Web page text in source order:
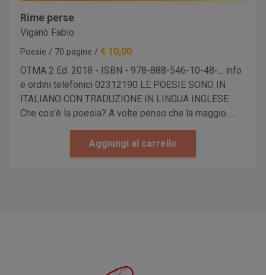
Rime perse
Viganò Fabio
Poesie / 70 pagine /€ 10,00
OTMA 2 Ed. 2018 - ISBN - 978-888-546-10-48-... info
e ordini telefonici 02312190 LE POESIE SONO IN
ITALIANO CON TRADUZIONE IN LINGUA INGLESE
Che cos'è la poesia? A volte penso che la maggio......
Aggiungi al carrello